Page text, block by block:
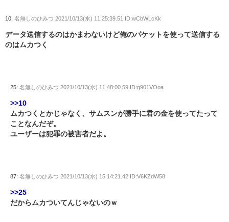
10: 名無しのひみつ 2021/10/13(水) 11:25:39.51 ID:wCbWLcKk
データ送信するのはかまわないけど俺のパケットを使って送信する
のはムカつく
25: 名無しのひみつ 2021/10/13(水) 11:48:00.59 ID:g901VOoa
>>10
ムカつくとかじゃなく、サムスンが勝手に君の金を使ってたって
ことなんだぞ。
ユーザーは犯罪の被害者だよ。
87: 名無しのひみつ 2021/10/13(水) 15:14:21.42 ID:V6KZdW58
>>25
だからムカついてんじゃないのｗ